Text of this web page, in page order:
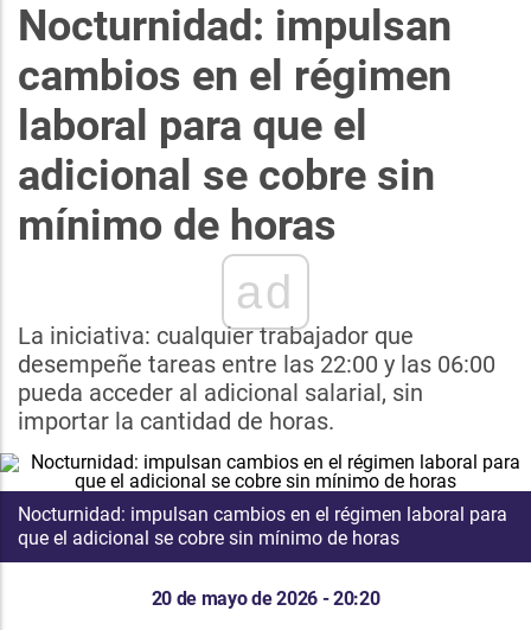
Nocturnidad: impulsan
cambios en el régimen
laboral para que el
adicional se cobre sin
mínimo de horas
ad
La iniciativa: cualquier trabajador que
desempeñe tareas entre las 22:00 y las 06:00
pueda acceder al adicional salarial, sin
importar la cantidad de horas.
Nocturnidad: impulsan cambios en el régimen laboral para
que el adicional se cobre sin mínimo de horas
20 de mayo de 2026 - 20:20